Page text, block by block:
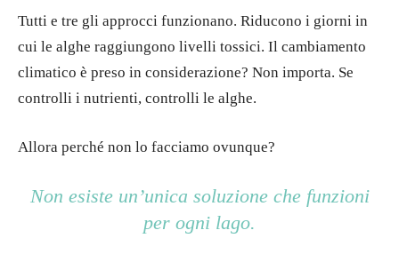
Tutti e tre gli approcci funzionano. Riducono i giorni in
cui le alghe raggiungono livelli tossici. Il cambiamento
climatico è preso in considerazione? Non importa. Se
controlli i nutrienti, controlli le alghe.
Allora perché non lo facciamo ovunque?
Non esiste un’unica soluzione che funzioni
per ogni lago.